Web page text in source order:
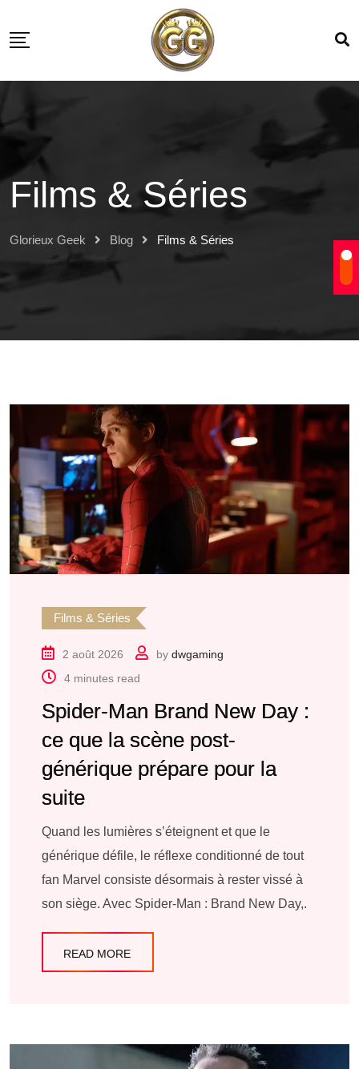
Films & Séries
Glorieux Geek Blog Films & Séries
Films & Séries
2 août 2026 by dwgaming
4 minutes read
Spider-Man Brand New Day :
ce que la scène post-
générique prépare pour la
suite
Quand les lumières s’éteignent et que le
générique défile, le réflexe conditionné de tout
fan Marvel consiste désormais à rester vissé à
son siège. Avec Spider-Man : Brand New Day,.
READ MORE